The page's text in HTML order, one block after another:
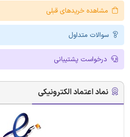
مشاهده خریدهای قبلی
سوالات متداول
درخواست پشتیبانی
نماد اعتماد الکترونیکی